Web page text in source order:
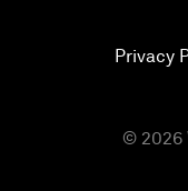
Privacy
© 2026